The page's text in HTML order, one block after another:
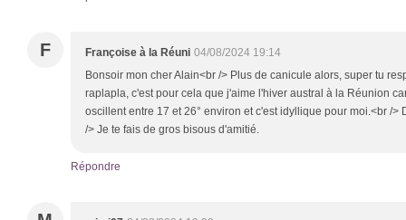
F Françoise à la Réuni 04/08/2024 19:14
Bonsoir mon cher Alain<br /> Plus de canicule alors, super tu
raplapla, c'est pour cela que j'aime l'hiver austral à la Réunion
oscillent entre 17 et 26° environ et c'est idyllique pour moi.<br /
/> Je te fais de gros bisous d'amitié.
Répondre